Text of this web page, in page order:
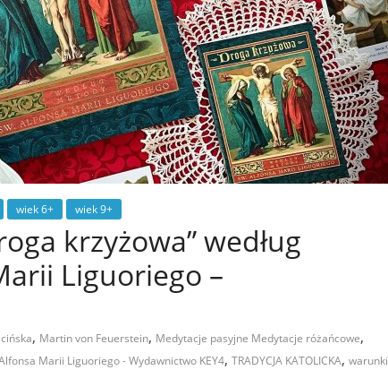
wiek 6+ wiek 9+
krzyżowa” według
Liguoriego –
, Martin von Feuerstein, Medytacje pasyjne Medytacje różańcowe,
Marii Liguoriego - Wydawnictwo KEY4, TRADYCJA KATOLICKA, warunki